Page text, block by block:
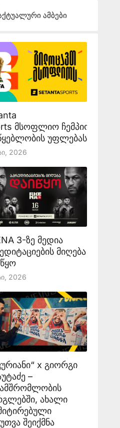
ამბები
მსოფლიო ჩემპიონატის
უფლებას
2026
3-ზე მედია
მიღება
2026
x გიორგი
–
ახალი
შეიქმნა